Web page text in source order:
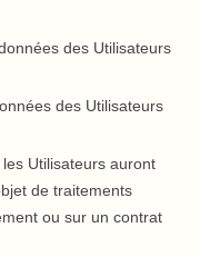
des Utilisateurs
des Utilisateurs
Utilisateurs auront
de traitements
ou sur un contrat